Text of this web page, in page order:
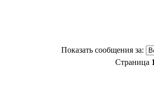
Показать сообщения за:
Страница 1